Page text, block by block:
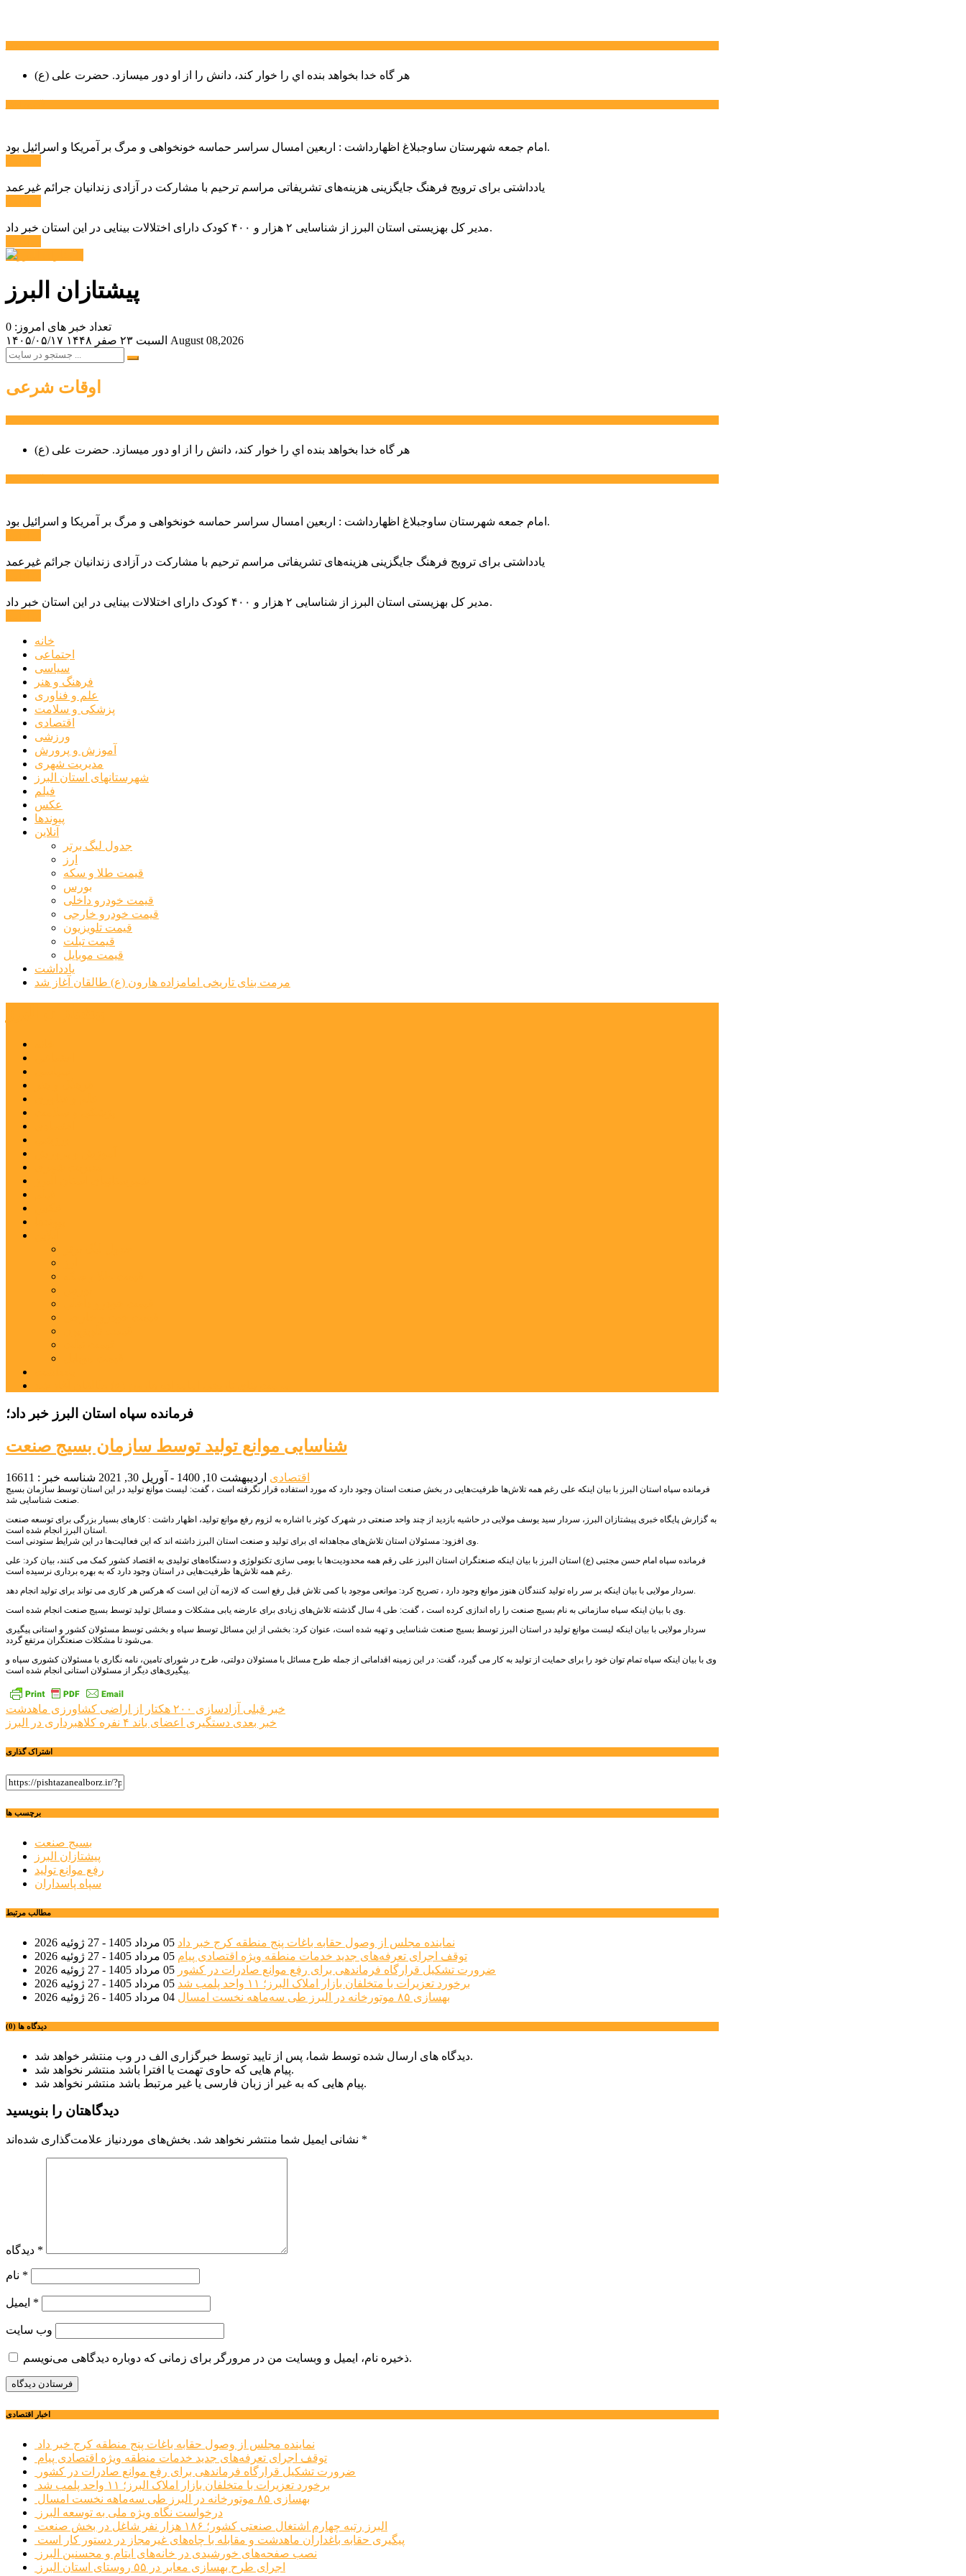
هر گاه خدا بخواهد بنده اي را خوار كند، دانش را از او دور میسازد. حضرت علی (ع)
امام جمعه شهرستان ساوجبلاغ اظهارداشت : اربعین امسال سراسر حماسه خونخواهی و مرگ بر آمریکا و اسرائیل بود.
یادداشتی برای ترویج فرهنگ جایگزینی هزینه‌های تشریفاتی مراسم ترحیم با مشارکت در آزادی زندانیان جرائم غیرعمد
مدیر کل بهزیستی استان البرز از شناسایی ۲ هزار و ۴۰۰ کودک دارای اختلالات بینایی در این استان خبر داد.
پیشتازان البرز
تعداد خبر های امروز: 0
۱۴۰۵/۰۵/۱۷
السبت ۲۳ صفر ۱۴۴۸ August 08,2026
اوقات شرعی
هر گاه خدا بخواهد بنده اي را خوار كند، دانش را از او دور میسازد. حضرت علی (ع)
امام جمعه شهرستان ساوجبلاغ اظهارداشت : اربعین امسال سراسر حماسه خونخواهی و مرگ بر آمریکا و اسرائیل بود.
یادداشتی برای ترویج فرهنگ جایگزینی هزینه‌های تشریفاتی مراسم ترحیم با مشارکت در آزادی زندانیان جرائم غیرعمد
مدیر کل بهزیستی استان البرز از شناسایی ۲ هزار و ۴۰۰ کودک دارای اختلالات بینایی در این استان خبر داد.
خانه
اجتماعی
سیاسی
فرهنگ و هنر
علم و فناوری
پزشکی و سلامت
اقتصادی
ورزشی
آموزش و پرورش
مدیریت شهری
شهرستانهای استان البرز
فیلم
عکس
پیوندها
آنلاین
جدول لیگ برتر
ارز
قیمت طلا و سکه
بورس
قیمت خودرو داخلی
قیمت خودرو خارجی
قیمت تلویزیون
قیمت تبلت
قیمت موبایل
یادداشت
مرمت بنای تاریخی امامزاده هارون (ع) طالقان آغاز شد
فرمانده سپاه استان البرز خبر داد؛
شناسایی موانع تولید توسط سازمان بسیج صنعت
اقتصادی اردیبهشت 10, 1400 - آوریل 30, 2021 شناسه خبر : 16611
فرمانده سپاه استان البرز با بیان اینکه علی رغم همه تلاش‌ها ظرفیت‌هایی در بخش صنعت استان وجود دارد که مورد استفاده قرار نگرفته است ، گفت: لیست موانع تولید در این استان توسط سازمان بسیج
صنعت شناسایی شد.
به گزارش پایگاه خبری پیشتازان البرز، سردار سید یوسف مولایی در حاشیه بازدید از چند واحد صنعتی در شهرک کوثر با اشاره به لزوم رفع موانع تولید، اظهار داشت : کارهای بسیار بزرگی برای توسعه صنعت
استان البرز انجام شده است.
وی افزود: مسئولان استان تلاش‌های مجاهدانه ای برای تولید و صنعت استان البرز داشته اند که این فعالیت‌ها در این شرایط ستودنی است.
فرمانده سپاه امام حسن مجتبی (ع) استان البرز با بیان اینکه صنعتگران استان البرز علی رقم همه محدودیت‌ها با بومی سازی تکنولوژی و دستگاه‌های تولیدی به اقتصاد کشور کمک می کنند، بیان کرد: علی
رغم همه تلاش‌ها ظرفیت‌هایی در استان وجود دارد که به بهره برداری نرسیده است.
سردار مولایی با بیان اینکه بر سر راه تولید کنندگان هنوز موانع وجود دارد ، تصریح کرد: موانعی موجود با کمی تلاش قبل رفع است که لازمه آن این است که هرکس هر کاری می تواند برای تولید انجام دهد.
وی با بیان اینکه سپاه سازمانی به نام بسیج صنعت را راه اندازی کرده است ، گفت: طی 4 سال گذشته تلاش‌های زیادی برای عارضه یابی مشکلات و مسائل تولید توسط بسیج صنعت انجام شده است.
سردار مولایی با بیان اینکه لیست موانع تولید در استان البرز توسط بسیج صنعت شناسایی و تهیه شده است، عنوان کرد: بخشی از این مسائل توسط سپاه و بخشی توسط مسئولان کشور و استانی پیگیری
می‌شود تا مشکلات صنعتگران مرتفع گردد.
وی با بیان اینکه سپاه تمام توان خود را برای حمایت از تولید به کار می گیرد، گفت: در این زمینه اقداماتی از جمله طرح مسائل با مسئولان دولتی، طرح در شورای تامین، نامه نگاری با مسئولان کشوری سپاه و
پیگیری‌های دیگر از مسئولان استانی انجام شده است.
راهبری
نوشته
خبر قبلی آزادسازی ۲۰۰ هکتار از اراضی کشاورزی ماهدشت
خبر بعدی دستگیری اعضای باند ۴ نفره کلاهبرداری در البرز
اشتراک گذاری
برچسب ها
بسیج صنعت
پیشتازان البرز
رفع موانع تولید
سپاه پاسداران
مطالب مرتبط
نماینده مجلس از وصول حقابه باغات پنج منطقه کرج خبر داد 05 مرداد 1405 - 27 ژوئیه 2026
توقف اجرای تعرفه‌های جدید خدمات منطقه ویژه اقتصادی پیام 05 مرداد 1405 - 27 ژوئیه 2026
ضرورت تشکیل قرارگاه فرماندهی برای رفع موانع صادرات در کشور 05 مرداد 1405 - 27 ژوئیه 2026
برخورد تعزیرات با متخلفان بازار املاک البرز؛ ۱۱ واحد پلمب شد
05 مرداد 1405 - 27 ژوئیه 2026
بهسازی ۸۵ موتورخانه در البرز طی سه‌ماهه نخست امسال
04 مرداد 1405 - 26 ژوئیه 2026
دیدگاه ها (0)
دیدگاه های ارسال شده توسط شما، پس از تایید توسط خبرگزاری الف در وب منتشر خواهد شد.
پیام هایی که حاوی تهمت یا افترا باشد منتشر نخواهد شد.
پیام هایی که به غیر از زبان فارسی یا غیر مرتبط باشد منتشر نخواهد شد.
دیدگاهتان را بنویسید
نشانی ایمیل شما منتشر نخواهد شد. *
*
*
*
وب‌ سایت
ذخیره نام، ایمیل و وبسایت من در مرورگر برای زمانی که دوباره دیدگاهی می‌نویسم.
اخبار اقتصادی
نماینده مجلس از وصول حقابه باغات پنج منطقه کرج خبر داد
توقف اجرای تعرفه‌های جدید خدمات منطقه ویژه اقتصادی پیام
ضرورت تشکیل قرارگاه فرماندهی برای رفع موانع صادرات در کشور
برخورد تعزیرات با متخلفان بازار املاک البرز؛ ۱۱ واحد پلمب شد
بهسازی ۸۵ موتورخانه در البرز طی سه‌ماهه نخست امسال
درخواست نگاه ویژه ملی به توسعه البرز
البرز رتبه چهارم اشتغال صنعتی کشور؛ ۱۸۶ هزار نفر شاغل در بخش صنعت
پیگیری حقابه باغداران ماهدشت و مقابله با چاه‌های غیرمجاز در دستور کار است
نصب صفحه‌های خورشیدی در خانه‌های ایتام و محسنین البرز
اجرای طرح بهسازی معابر در ۵۵ روستای استان البرز